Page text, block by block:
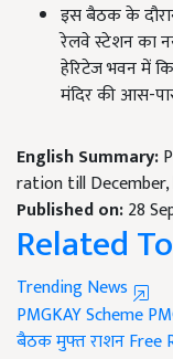
इस बैठक के
रेलवे स्टेशन का
हेरिटेज भवन में
मंदिर की आस-
English Summary:
ration till
Published on:28
Related
Trending News
PMGKAY Scheme
बैठकमुफ्त राशनFree